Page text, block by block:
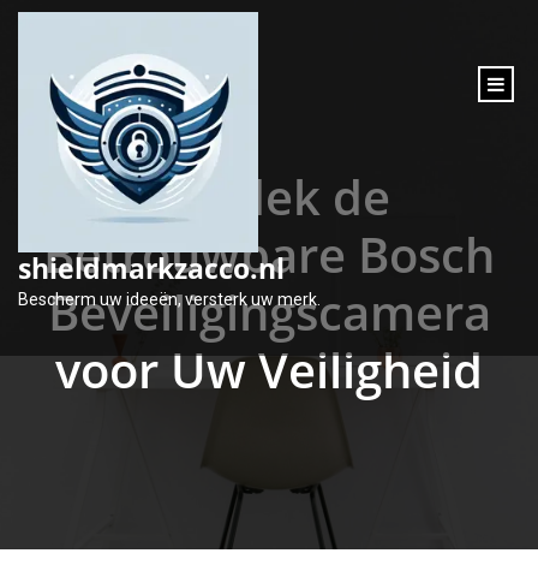
inhoud
shieldmarkzacco.nl
Bescherm uw ideeën, versterk uw merk.
Ontdek de
Betrouwbare Bosch
Beveiligingscamera
voor Uw Veiligheid